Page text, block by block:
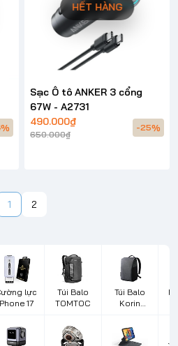
HẾT HÀNG
Sạc Ô tô ANKER 3 cổng
67W - A2731
490.000₫
650.000₫
-25%
1 2
lực
17
Túi Balo
TOMTOC
Túi Balo
Korin